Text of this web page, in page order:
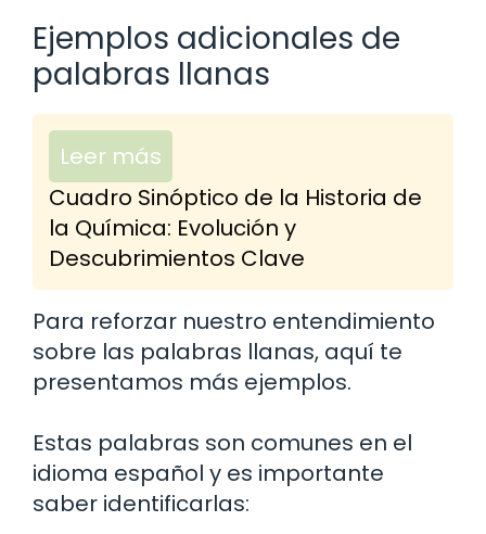
Ejemplos adicionales de
palabras llanas
Leer más
Cuadro Sinóptico de la Historia de
la Química: Evolución y
Descubrimientos Clave
Para reforzar nuestro entendimiento
sobre las palabras llanas, aquí te
presentamos más ejemplos.
Estas palabras son comunes en el
idioma español y es importante
saber identificarlas: